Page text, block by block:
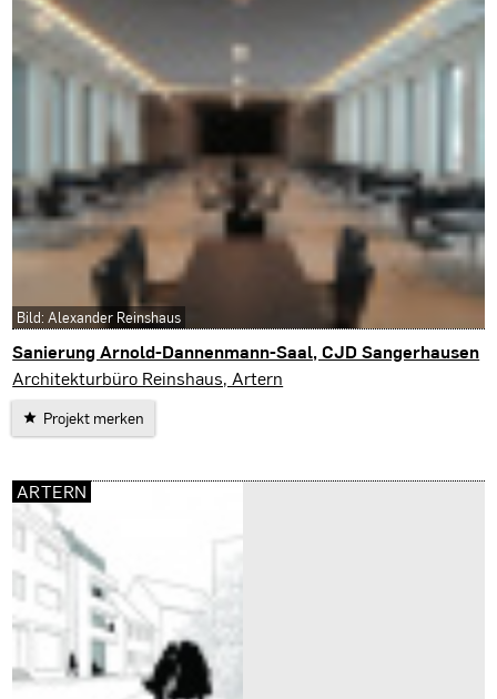
Sanierung Arnold-Dannenmann-Saal, CJD Sangerhausen
Sangerhausen
Architekturbüro Reinshaus, Artern
Projekt merken
Bild: Alexander Reinshaus
ARTERN